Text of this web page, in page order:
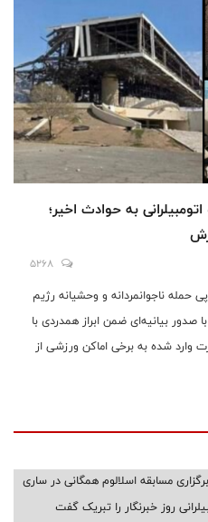
به حوادث اخیر؛
5268
حمله ناجوانمردانه و وحشیانه رژیم
بیانیه‌ای ضمن ابراز همدردی با
وارد شده به برخی اماکن ورزشی از
کرد.
مسابقه اسلالوم همگانی در ساری
روز خبرنگار را تبریک گفت